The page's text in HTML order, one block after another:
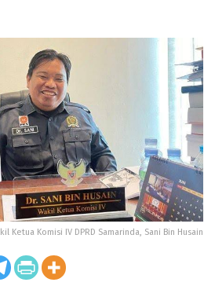
Ketua Komisi IV DPRD Samarinda, Sani Bin Husain